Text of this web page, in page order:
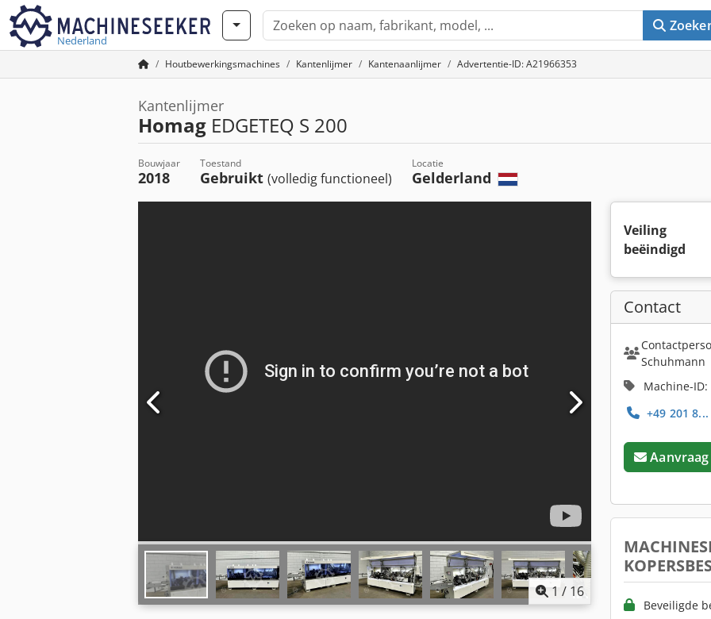
Nederland
Houtbewerkingsmachines Kantenlijmer Kantenaanlijmer Advertentie-ID: A21966353
Kantenlijmer
Homag EDGETEQ S 200
Bouwjaar
2018
Toestand
Gebruikt (volledig functioneel)
Locatie
Gelderland
1 / 16
Veiling
beëindigd
Contact
Schuhmann
Machine-ID:
+49 201
Beveiligde